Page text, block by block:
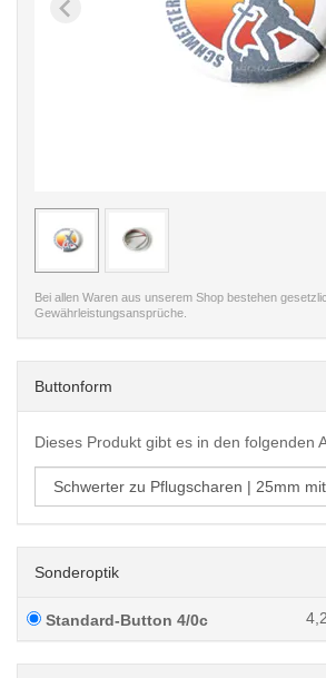
< /picture>
Bei allen Waren aus unserem Shop bestehen
Gewährleistungsansprüche.
Buttonform
Dieses Produkt gibt es in den folgenden
Sonderoptik
Standard-Button 4/0c